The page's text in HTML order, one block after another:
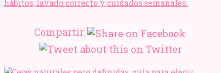
hábitos, lavado correcto y cuidados semanales.
Compartir: